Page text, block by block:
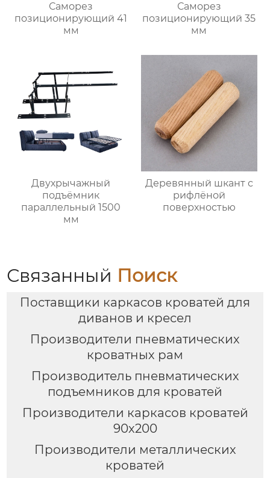
Саморез
позиционирующий 41
мм
Саморез
позиционирующий 35
мм
Двухрычажный
подъёмник
параллельный 1500
мм
Деревянный шкант с
рифлёной
поверхностью
Связанный Поиск
Поставщики каркасов кроватей для
диванов и кресел
Производители пневматических
кроватных рам
Производитель пневматических
подъемников для кроватей
Производители каркасов кроватей
90х200
Производители металлических
кроватей